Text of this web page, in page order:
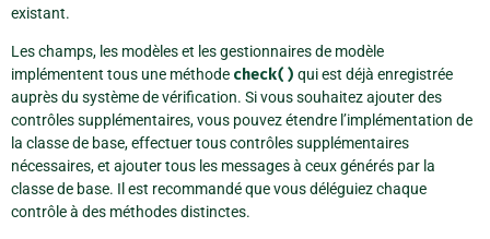
existant.
Les champs, les modèles et les gestionnaires de modèle
implémentent tous une méthode check() qui est déjà enregistrée
auprès du système de vérification. Si vous souhaitez ajouter des
contrôles supplémentaires, vous pouvez étendre l’implémentation de
la classe de base, effectuer tous contrôles supplémentaires
nécessaires, et ajouter tous les messages à ceux générés par la
classe de base. Il est recommandé que vous déléguiez chaque
contrôle à des méthodes distinctes.